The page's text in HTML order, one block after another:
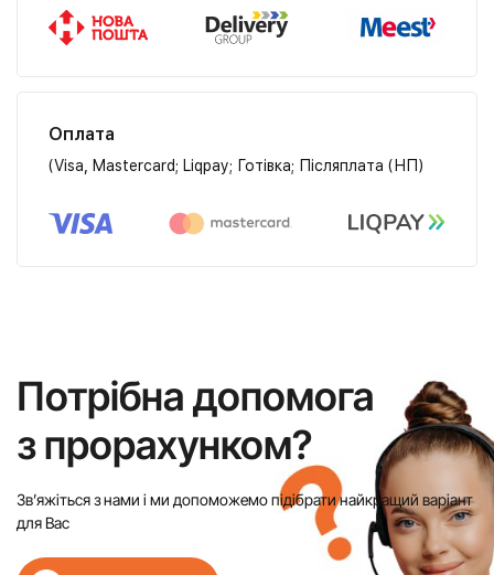
Оплата
(Visa, Mastercard; Liqpay; Готівка; Післяплата (НП)
Потрібна допомога
з прорахунком?
Звʼяжіться з нами і ми допоможемо підібрати найкращий варіант
для Вас